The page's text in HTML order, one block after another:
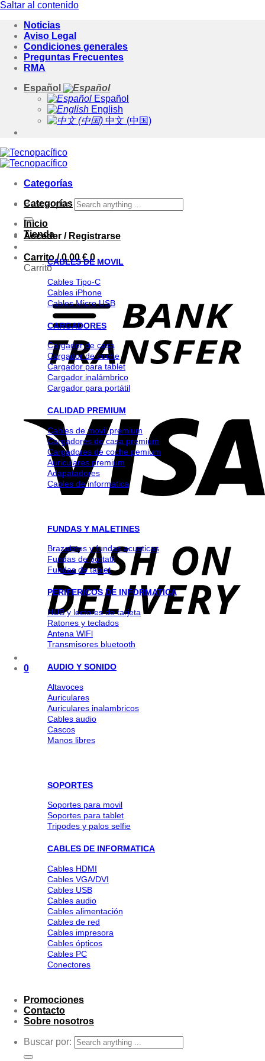
Saltar al contenido
Noticias
Aviso Legal
Condiciones generales
Preguntas Frecuentes
RMA
Español
Español
English
中文 (中国)
Categorías
Buscar por:
Acceder / Registrarse
Carrito /0.00€ 0
Carrito
0
Categorías
Inicio
Tienda
CABLES DE MOVIL
Cables Tipo-C
Cables iPhone
Cables Micro USB
CARGADORES
Cargador de casa
Cargador de coche
Cargador para tablet
Cargador inalámbrico
Cargador para portátil
CALIDAD PREMIUM
Cables de movil premium
Cargadores de casa premium
Cargadores de coche pemium
Auriculares premium
Adapatadores
Cables de informatica
FUNDAS Y MALETINES
Brazaletes y fundas acuaticas
Fundas de portatil
Fundas de tablet
PERIFERICOS DE INFORMATICA
HUB y lectores de tarjeta
Ratones y teclados
Antena WlFl
Transmisores bluetooth
AUDIO Y SONIDO
Altavoces
Auriculares
Auriculares inalambricos
Cables audio
Cascos
Manos libres
SOPORTES
Soportes para movil
Soportes para tablet
Tripodes y palos selfie
CABLES DE INFORMATICA
Cables HDMI
Cables VGA/DVI
Cables USB
Cables audio
Cables alimentación
Cables de red
Cables impresora
Cables ópticos
Cables PC
Conectores
Promociones
Contacto
Sobre nosotros
Buscar por: